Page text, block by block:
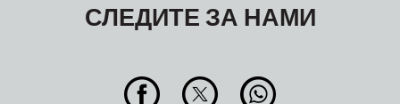
СЛЕДИТЕ ЗА НАМИ